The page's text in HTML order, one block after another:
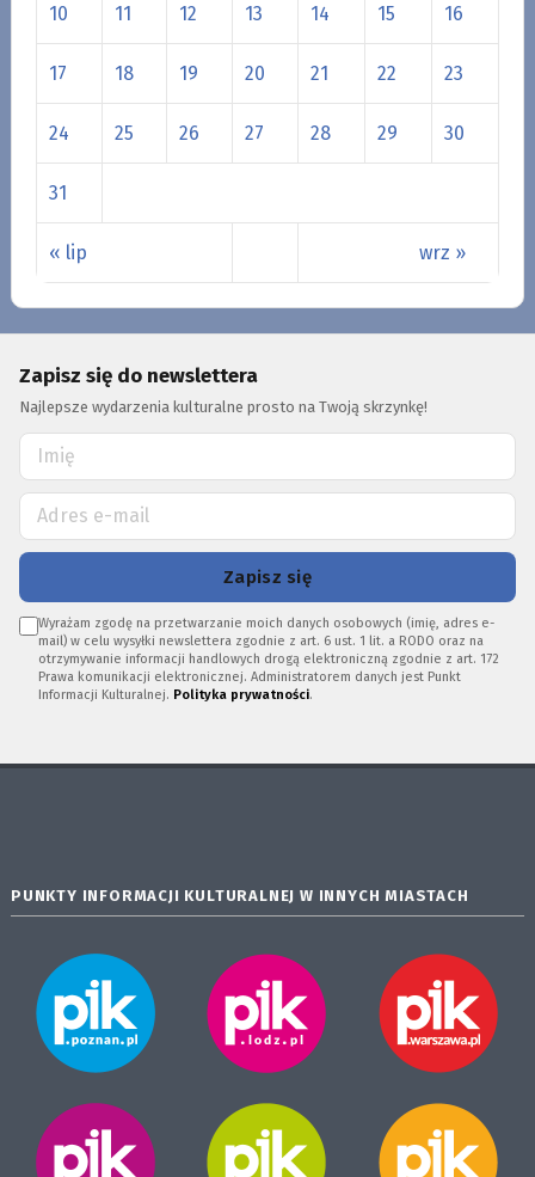
« lip wrz »
10 11 12 13 14 15 16
17 18 19 20 21 22 23
24 25 26 27 28 29 30
31
Zapisz się do newslettera
Najlepsze wydarzenia kulturalne prosto na Twoją skrzynkę!
Zapisz się
Wyrażam zgodę na przetwarzanie moich danych osobowych (imię, adres e-
mail) w celu wysyłki newslettera zgodnie z art. 6 ust. 1 lit. a RODO oraz na
otrzymywanie informacji handlowych drogą elektroniczną zgodnie z art. 172
Prawa komunikacji elektronicznej. Administratorem danych jest Punkt
Informacji Kulturalnej. Polityka prywatności.
PUNKTY INFORMACJI KULTURALNEJ W INNYCH MIASTACH